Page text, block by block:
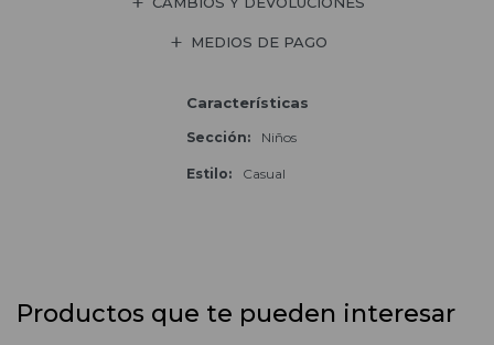
MEDIOS DE PAGO
Características
Sección Niños
Estilo Casual
Productos que te pueden interesar